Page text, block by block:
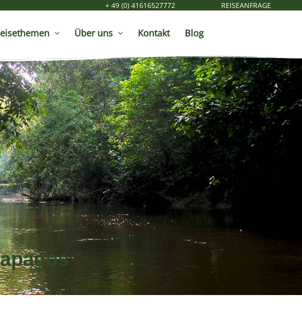
+ 49 (0) 41616527772 REISEANFRAGE
Über uns Kontakt Blog